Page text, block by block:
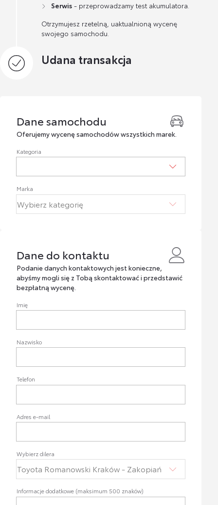
Serwis - przeprowadzamy test akumulatora.
Otrzymujesz rzetelną, uaktualnioną wycenę
swojego samochodu.
Udana transakcja
Dane samochodu
Dane samochodu
Oferujemy wycenę samochodów wszystkich marek.
Kategoria
Marka
Dane do kontaktu
Dane do kontaktu
Podanie danych kontaktowych jest konieczne,
abyśmy mogli się z Tobą skontaktować i przedstawić
bezpłatną wycenę.
Imię
Nazwisko
Telefon
Adres e-mail
Wybierz dilera
Informacje dodatkowe (maksimum 500 znaków)